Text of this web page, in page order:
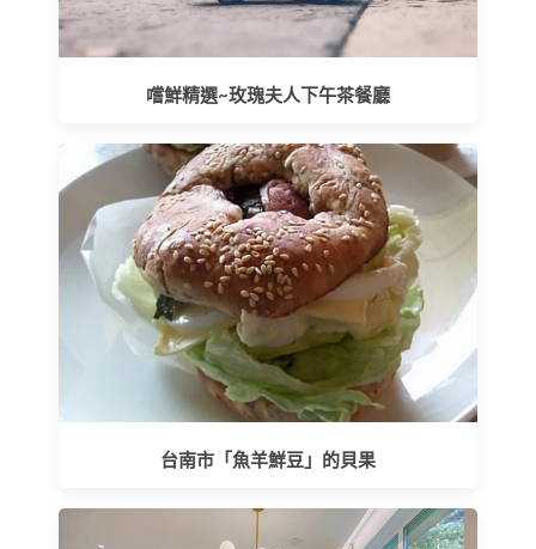
嚐鮮精選~玫瑰夫人下午茶餐廳
台南市「魚羊鮮豆」的貝果